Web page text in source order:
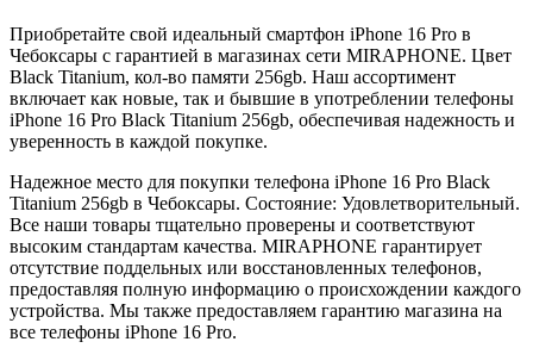
Приобретайте свой идеальный смартфон iPhone 16 Pro в
Чебоксары с гарантией в магазинах сети MIRAPHONE. Цвет
Black Titanium, кол-во памяти 256gb. Наш ассортимент
включает как новые, так и бывшие в употреблении телефоны
iPhone 16 Pro Black Titanium 256gb, обеспечивая надежность и
уверенность в каждой покупке.
Надежное место для покупки телефона iPhone 16 Pro Black
Titanium 256gb в Чебоксары. Состояние: Удовлетворительный.
Все наши товары тщательно проверены и соответствуют
высоким стандартам качества. MIRAPHONE гарантирует
отсутствие поддельных или восстановленных телефонов,
предоставляя полную информацию о происхождении каждого
устройства. Мы также предоставляем гарантию магазина на
все телефоны iPhone 16 Pro.